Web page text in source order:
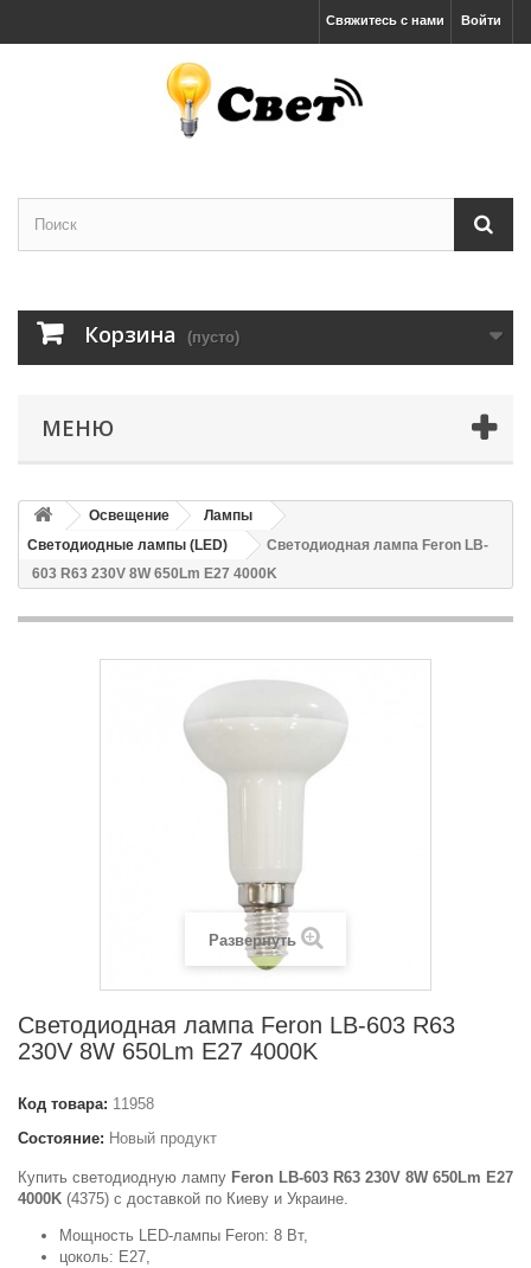
Войти
Свяжитесь с нами
Корзина (пусто)
МЕНЮ
Освещение
Лампы
Светодиодные лампы (LED)
Светодиодная лампа Feron LB-
603 R63 230V 8W 650Lm E27 4000K
Развернуть
Светодиодная лампа Feron LB-603 R63
230V 8W 650Lm E27 4000K
Код товара: 11958
Состояние: Новый продукт
Купить светодиодную лампу Feron LB-603 R63 230V 8W 650Lm E27
4000K (4375) с доставкой по Киеву и Украине.
Мощность LED-лампы Feron: 8 Вт,
цоколь: E27,